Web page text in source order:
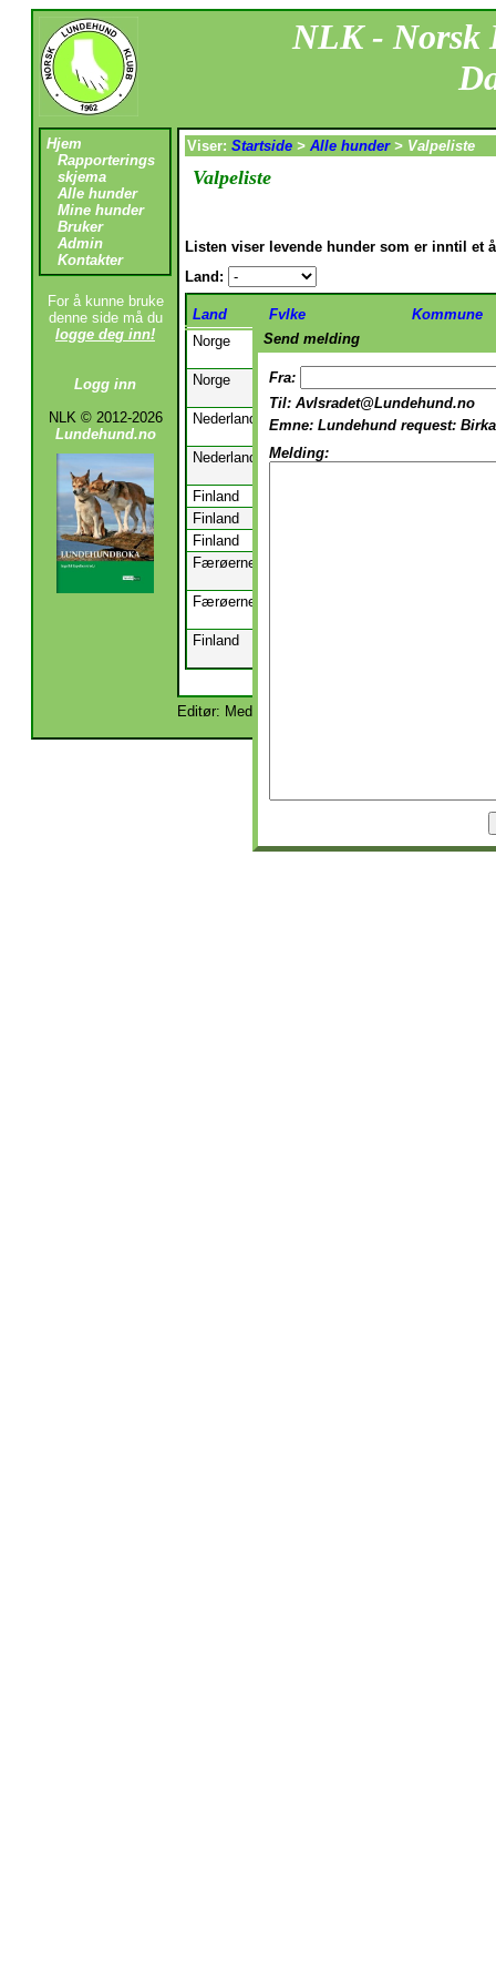
NLK - Norsk
Hjem
Rapporterings
skjema
Alle hunder
Mine hunder
Bruker
Admin
Kontakter
For å kunne bruke
denne side må du
logge deg inn!
Logg inn
NLK © 2012-2026
Lundehund.no
Viser: Startside > Alle hunder> Valpeliste
Valpeliste
Listen viser levende hunder som er inntil et
Land:
Land Fylke
Kommune
Norge
Vest-Agder
Norge Vest-Agder
Nederland Friesland Leeuwarden
Nederland Friesland Leeuwarden
Finland
Finland
Finland
Færøerne
Færøerne
Finland
Send melding
Fra:
Til: Avlsradet@Lundehund.no
Emne: Lundehund request:
Melding:
Editør: Medlemmer | Redaktør: Avlsraadet,